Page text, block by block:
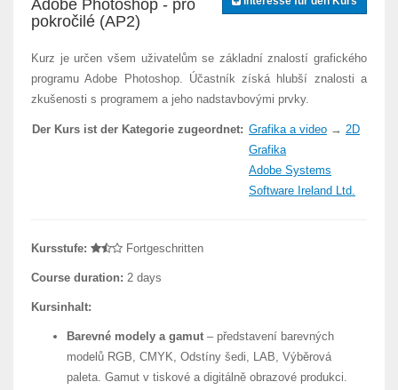
Adobe Photoshop - pro
pokročilé (AP2)
Kurz je určen všem uživatelům se základní znalostí grafického
programu Adobe Photoshop. Účastník získá hlubší znalosti a
zkušenosti s programem a jeho nadstavbovými prvky.
Der Kurs ist der Kategorie zugeordnet: Grafika a video → 2D
Grafika
Adobe Systems
Software Ireland Ltd.
Kursstufe: Fortgeschritten
Course duration: 2 days
Kursinhalt:
Barevné modely a gamut – představení barevných
modelů RGB, CMYK, Odstíny šedi, LAB, Výběrová
paleta. Gamut v tiskové a digitálně obrazové produkci.